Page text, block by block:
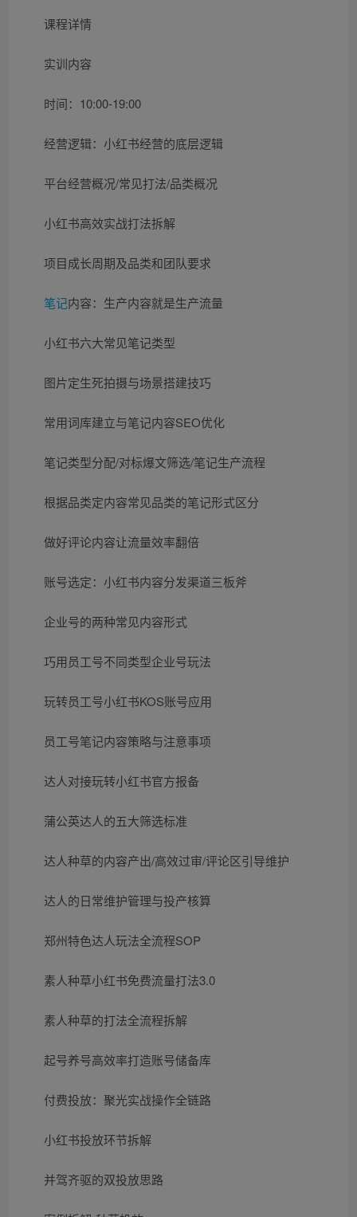
课程详情
实训内容
时间：10:00-19:00
经营逻辑：小红书经营的底层逻辑
平台经营概况/常见打法/品类概况
小红书高效实战打法拆解
项目成长周期及品类和团队要求
笔记内容：生产内容就是生产流量
小红书六大常见笔记类型
图片定生死拍摄与场景搭建技巧
常用词库建立与笔记内容SEO优化
笔记类型分配/对标爆文筛选/笔记生产流程
根据品类定内容常见品类的笔记形式区分
做好评论内容让流量效率翻倍
账号选定：小红书内容分发渠道三板斧
企业号的两种常见内容形式
巧用员工号不同类型企业号玩法
玩转员工号小红书KOS账号应用
员工号笔记内容策略与注意事项
达人对接玩转小红书官方报备
蒲公英达人的五大筛选标准
达人种草的内容产出/高效过审/评论区引导维护
达人的日常维护管理与投产核算
郑州特色达人玩法全流程SOP
素人种草小红书免费流量打法3.0
素人种草的打法全流程拆解
起号养号高效率打造账号储备库
付费投放：聚光实战操作全链路
小红书投放环节拆解
并驾齐驱的双投放思路